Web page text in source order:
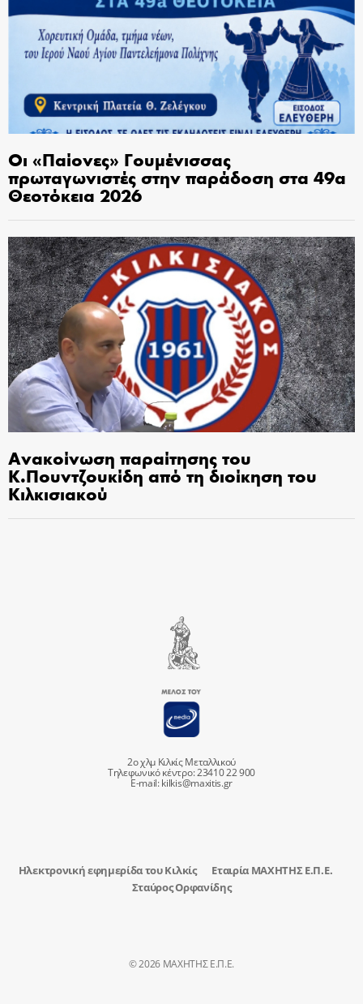
Οι «Παίονες» Γουμένισσας
πρωταγωνιστές στην παράδοση στα 49α
Θεοτόκεια 2026
Ανακοίνωση παραίτησης του
Κ.Πουντζουκίδη από τη διοίκηση του
Κιλκισιακού
2ο χλμ Κιλκίς Μεταλλικού
Τηλεφωνικό κέντρο: 23410 22 900
E-mail:kilkis@maxitis.gr
Ηλεκτρονική εφημερίδα του Κιλκίς
Εταιρία ΜΑΧΗΤΗΣ Ε.Π.Ε.
Σταύρος Ορφανίδης
© 2026 ΜΑΧΗΤΗΣ Ε.Π.Ε.